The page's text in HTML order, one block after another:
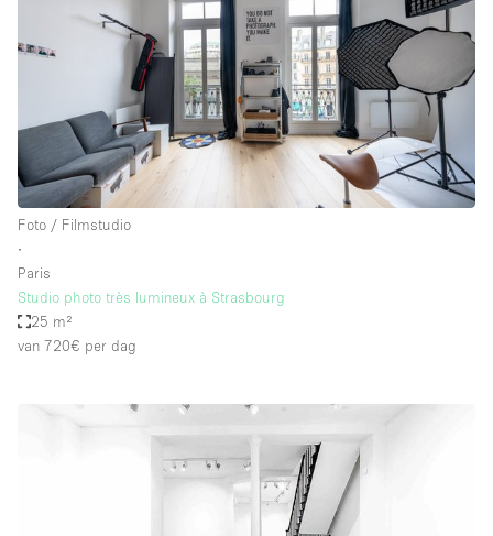
Foto / Filmstudio
∙
Paris
Studio photo très lumineux à Strasbourg
25 m²
van 720€ per dag